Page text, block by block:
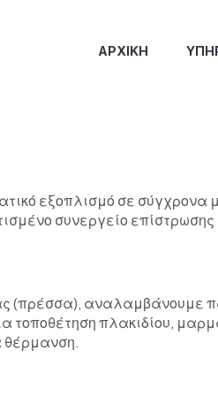
ΑΡΧΙΚΉ
εξοπλισμό σε σύγχρονα
συνεργείο επίστρωσης
(πρέσσα), αναλαμβάνουμε
τοποθέτηση πλακιδίου,
θέρμανση.